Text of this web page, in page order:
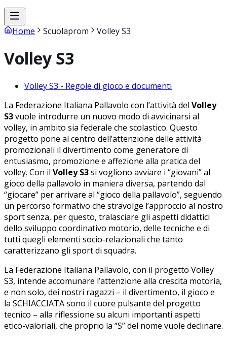
Home Scuolaprom Volley S3
Volley S3
Volley S3 - Regole di gioco e documenti
La Federazione Italiana Pallavolo con l’attività del Volley
S3vuole introdurre un nuovo modo di avvicinarsi al
volley, in ambito sia federale che scolastico. Questo
progetto pone al centro dell’attenzione delle attività
promozionali il divertimento come generatore di
entusiasmo, promozione e affezione alla pratica del
volley. Con il Volley S3si vogliono avviare i “giovani” al
gioco della pallavolo in maniera diversa, partendo dal
“giocare” per arrivare al “gioco della pallavolo”, seguendo
un percorso formativo che stravolge l’approccio al nostro
sport senza, per questo, tralasciare gli aspetti didattici
dello sviluppo coordinativo motorio, delle tecniche e di
tutti quegli elementi socio-relazionali che tanto
caratterizzano gli sport di squadra.
La Federazione Italiana Pallavolo, con il progetto Volley
S3, intende accomunare l’attenzione alla crescita motoria,
e non solo, dei nostri ragazzi – il divertimento, il gioco e
la SCHIACCIATA sono il cuore pulsante del progetto
tecnico – alla riflessione su alcuni importanti aspetti
etico-valoriali, che proprio la “S” del nome vuole declinare.